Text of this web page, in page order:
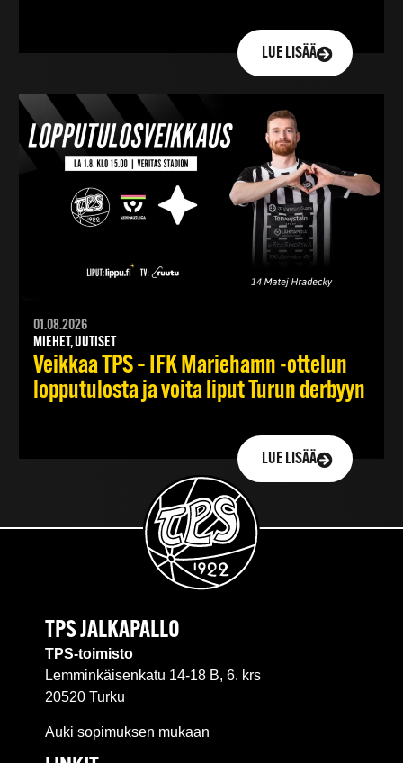
LUE LISÄÄ
01.08.2026
MIEHET, UUTISET
Veikkaa TPS – IFK Mariehamn -ottelun
lopputulosta ja voita liput Turun derbyyn
LUE LISÄÄ
TPS JALKAPALLO
TPS-toimisto
Lemminkäisenkatu 14-18 B, 6. krs
20520 Turku
Auki sopimuksen mukaan